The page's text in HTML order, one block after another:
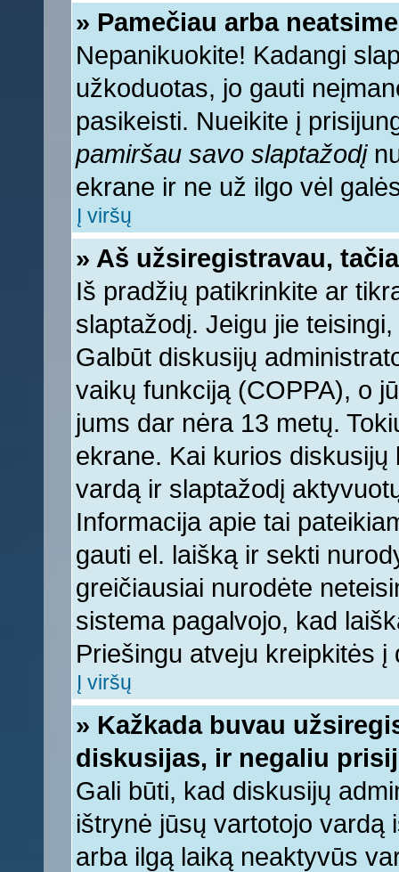
» Pamečiau arba
Nepanikuokite! Kadangi
užkoduotas, jo gauti
pasikeisti. Nueikite į
pamiršau savo slaptažodį
ekrane ir ne už ilgo vėl
Į viršų
» Aš užsiregistravau,
Iš pradžių patikrinkite ar
slaptažodį. Jeigu jie
Galbūt diskusijų
vaikų funkciją (COPPA), o
jums dar nėra 13 metų.
ekrane. Kai kurios
vardą ir slaptažodį
Informacija apie tai
gauti el. laišką ir sekti
greičiausiai nurodėte
sistema pagalvojo, kad
Priešingu atveju kreipkitės
Į viršų
» Kažkada buvau
diskusijas, ir negaliu
Gali būti, kad diskusijų
ištrynė jūsų vartotojo vardą
arba ilgą laiką neaktyvūs